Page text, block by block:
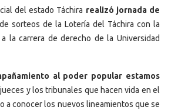
del estado Táchira realizó jornada de
sorteos de la Lotería del Táchira con la
la carrera de derecho de la Universidad
al poder popular estamos
y los tribunales que hacen vida en el
a conocer los nuevos lineamientos que se